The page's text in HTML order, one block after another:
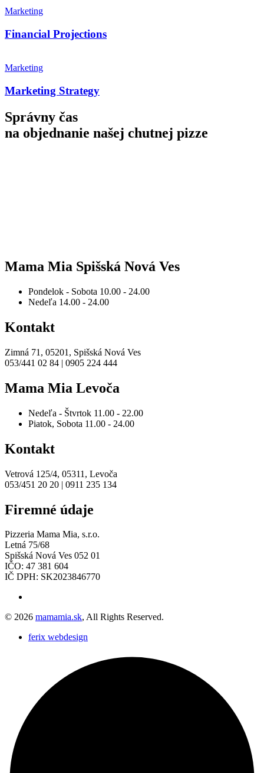
Marketing
Financial Projections
Marketing
Marketing Strategy
Správny čas
na objednanie našej chutnej pizze
Mama Mia Spišská Nová Ves
Pondelok - Sobota 10.00 - 24.00
Nedeľa 14.00 - 24.00
Kontakt
Zimná 71, 05201, Spišská Nová Ves
053/441 02 84 | 0905 224 444
Mama Mia Levoča
Nedeľa - Štvrtok 11.00 - 22.00
Piatok, Sobota 11.00 - 24.00
Kontakt
Vetrová 125/4, 05311, Levoča
053/451 20 20 | 0911 235 134
Firemné údaje
Pizzeria Mama Mia, s.r.o.
Letná 75/68
Spišská Nová Ves 052 01
IČO: 47 381 604
IČ DPH: SK2023846770
© 2026 mamamia.sk, All Rights Reserved.
ferix webdesign